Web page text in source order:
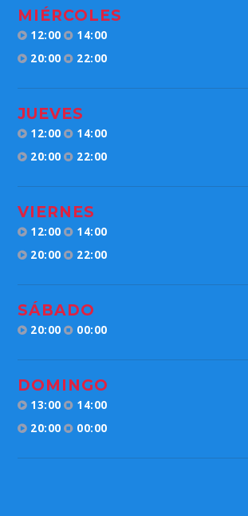
MIÉRCOLES
12:00
14:00
20:00
22:00
JUEVES
12:00
14:00
20:00
22:00
VIERNES
12:00
14:00
20:00
22:00
SÁBADO
20:00 00:00
DOMINGO
13:00
14:00
20:00
00:00